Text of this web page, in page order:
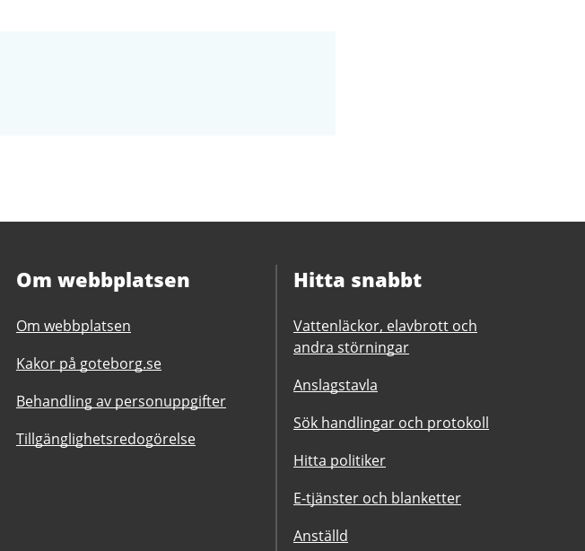
Om webbplatsen
Om webbplatsen
Kakor på goteborg.se
Behandling av personuppgifter
Tillgänglighetsredogörelse
Hitta snabbt
Vattenläckor, elavbrott och
andra störningar
Anslagstavla
Sök handlingar och protokoll
Hitta politiker
E-tjänster och blanketter
Anställd